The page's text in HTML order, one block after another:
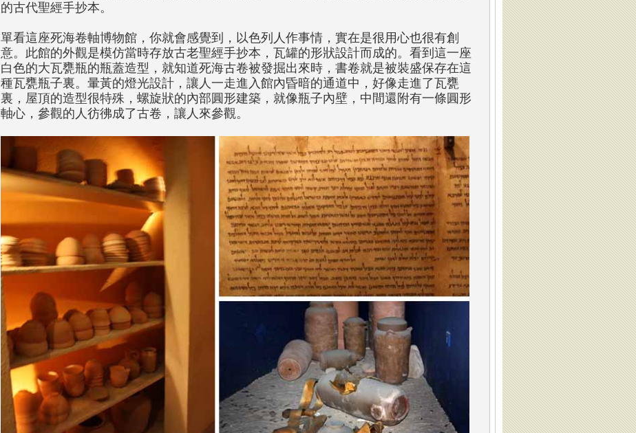
的古代聖經手抄本。
單看這座死海卷軸博物館，你就會感覺到，以色列人作事情，實在是很用心也很有創
意。此館的外觀是模仿當時存放古老聖經手抄本，瓦罐的形狀設計而成的。看到這一座
白色的大瓦甕瓶的瓶蓋造型，就知道死海古卷被發掘出來時，書卷就是被裝盛保存在這
種瓦甕瓶子裏。暈黃的燈光設計，讓人一走進入館內昏暗的通道中，好像走進了瓦甕
裏，屋頂的造型很特殊，螺旋狀的內部圓形建築，就像瓶子內壁，中間還附有一條圓形
軸心，參觀的人彷彿成了古卷，讓人來參觀。